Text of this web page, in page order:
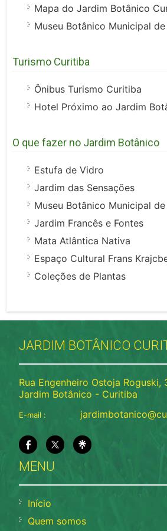
Mapa do Jardim Botânico
Museu Botânico Municipal
Turismo Curitiba
Ônibus Turismo Curitiba
Hotel Próximo ao Jardim
O que fazer no Jardim Botânico
Estufa de Vidro
Jardim das Sensações
Museu Botânico Municipal
Jardim Francês e Fontes
Mata Atlântica Nativa
Espaço Cultural Frans
Coleções de Plantas
JARDIM BOTÂNICO
Rua Engenheiro Ostoja Roguski,
Jardim Botânico - Curitiba
E-mail :
MENU
Início
Quem somos